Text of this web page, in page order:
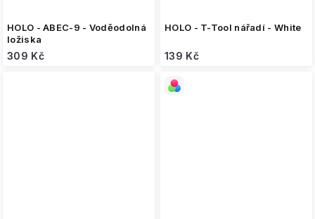
HOLO - ABEC-9 - Voděodolná
ložiska
309 Kč
HOLO - T-Tool nářadí - White
139 Kč